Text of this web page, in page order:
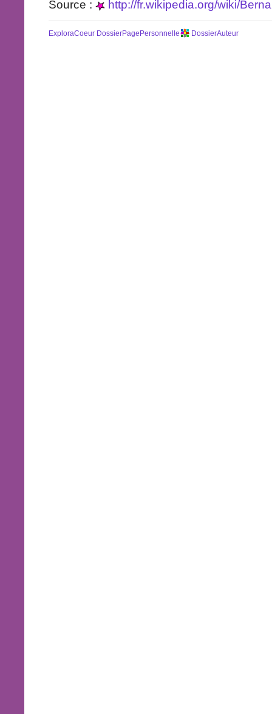
Source : http://fr.wikipedia.org/wiki/
ExploraCoeur DossierPagePersonnelle DossierAuteur